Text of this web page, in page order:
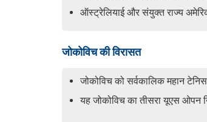
ऑस्ट्रेलियाई और संयुक्त राज्य
जोकोविच की विरासत
जोकोविच को सर्वकालिक महान
यह जोकोविच का तीसरा यूएस ओपन